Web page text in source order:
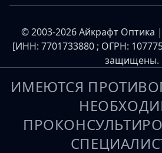
© 2003-2026 Айкрафт
[ИНН: 7701733880 ; ОГРН:
защищены.
ИМЕЮТСЯ